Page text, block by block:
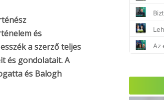
és
a szerző teljes
és gondolatait. A
és Balogh